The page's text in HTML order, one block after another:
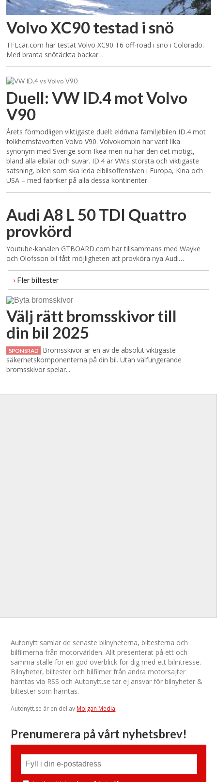
Volvo XC90 testad i snö
TFLcar.com har testat Volvo XC90 T6 off-road i snö i Colorado.
Med branta snötäckta backar…
Duell: VW ID.4 mot Volvo
V90
Årets förmodligen viktigaste duell: eldrivna familjebilen ID.4 mot
folkhemsfavoriten Volvo V90. Volvokombin har varit lika
synonym med Sverige som Ikea men nu har den det motigt,
bland alla elbilar och suvar. ID.4 är VW:s största och viktigaste
satsning, bilen som ska leda elbilsoffensiven i Europa, Kina och
USA – med fabriker på alla dessa kontinenter.
Audi A8 L 50 TDI Quattro
provkörd
Youtube-kanalen GTBOARD.com har tillsammans med Wayke
och Olofsson bil fått möjligheten att provköra nya Audi…
› Fler biltester
Välj rätt bromsskivor till
din bil 2025
SPONSRAD
Bromsskivor är en av de absolut viktigaste
säkerhetskomponenterna på din bil. Utan välfungerande
bromsskivor spelar...
Autonytt samlar de senaste bilnyheterna, biltesterna och
bilfilmerna från motorvärlden. Allt presenterat på ett och
samma ställe för en god överblick för dig med ett bilintresse.
Bilnyheter, biltester och bilfilmer från andra motorsajter
hämtas via RSS och Autonytt.se tar ej ansvar för bilnyheter &
biltester som hämtas.
Autonytt.se är en del avMolgan Media
Prenumerera på vårt nyhetsbrev!